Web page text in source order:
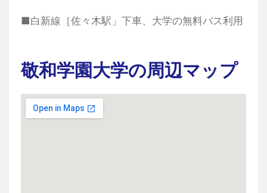
■白新線［佐々木駅」下車、大学の無料バス利用
敬和学園大学の周辺マップ